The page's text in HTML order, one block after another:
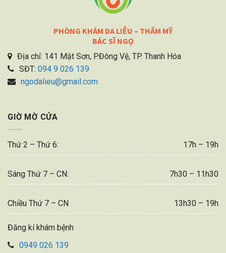
PHÒNG KHÁM DA LIỄU – THẨM MỸ
BÁC SĨ NGỌ
Địa chỉ: 141 Mật Sơn, P.Đông Vệ, TP. Thanh Hóa
SĐT: 094 9 026 139
ngodalieu@gmail.com
GIỜ MỜ CỬA
Thứ 2 – Thứ 6: 17h – 19h
Sáng Thứ 7 – CN: 7h30 – 11h30
Chiều Thứ 7 – CN 13h30 – 19h
Đăng kí khám bệnh
0949 026 139